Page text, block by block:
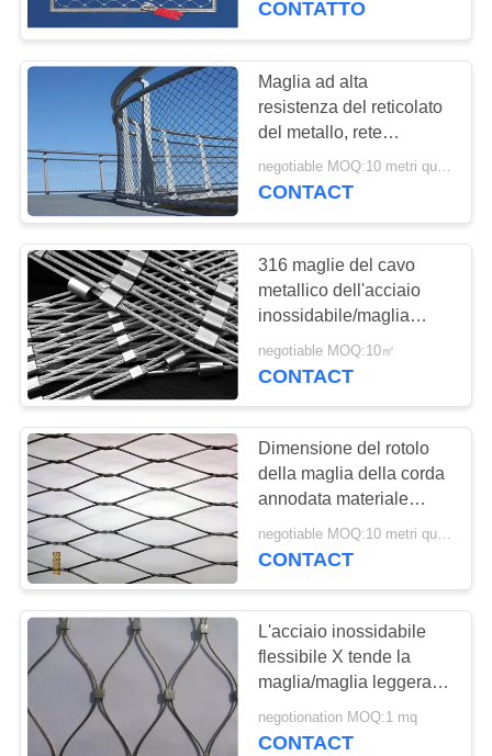
maglia verde della
parete
21
Anti maglia dello
zaino di furto
tende della maglia
metallica
CONTATTO
Maglia ad alta
resistenza del reticolato
del metallo, rete
metallica 316 degli ss
304 che recinta per le
negotiable MOQ:10 metri quadrati
CONTACT
316 maglie del cavo
metallico dell'acciaio
inossidabile/maglia
della corda del puntale
forma del diamante
negotiable MOQ:10㎡
CONTACT
Dimensione del rotolo
della maglia della corda
annodata materiale
SS316 su misura con
superficie lucidata
negotiable MOQ:10 metri quadrati
CONTACT
L'acciaio inossidabile
flessibile X tende la
maglia/maglia leggera
del reticolato dell'acciaio
inossidabile
negotionation MOQ:1 mq
CONTACT